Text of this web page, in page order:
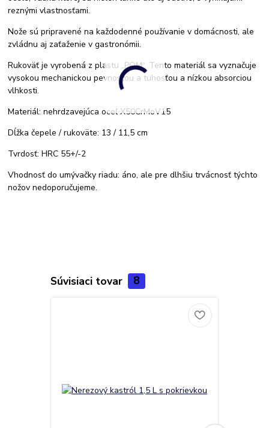
reznými vlastnosťami.
Nože sú pripravené na každodenné používanie v domácnosti, ale
zvládnu aj zaťaženie v gastronómii.
Rukoväť je vyrobená z plastu „POM“. Tento materiál sa vyznačuje
vysokou mechanickou pevnosťou a tuhosťou a nízkou absorciou
vlhkosti.
Materiál: nehrdzavejúca oceľ X50CrMoV15
Dĺžka čepele / rukoväte: 13 / 11,5 cm
Tvrdosť: HRC 55+/-2
Vhodnosť do umývačky riadu: áno, ale pre dlhšiu trvácnosť týchto
nožov nedoporučujeme.
Súvisiaci tovar 8